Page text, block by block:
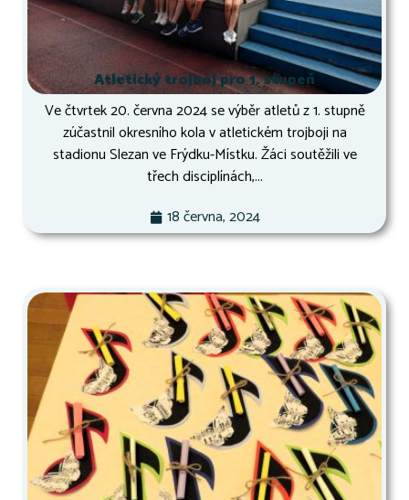
Atletický trojboj pro 1. stupeň
Ve čtvrtek 20. června 2024 se výběr atletů z 1. stupně
zúčastnil okresního kola v atletickém trojboji na
stadionu Slezan ve Frýdku-Místku. Žáci soutěžili ve
třech disciplínách,...
18 června, 2024